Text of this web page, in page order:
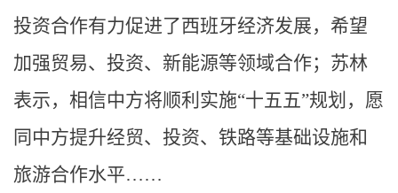
投资合作有力促进了西班牙经济发展，希望
加强贸易、投资、新能源等领域合作；苏林
表示，相信中方将顺利实施“十五五”规划，愿
同中方提升经贸、投资、铁路等基础设施和
旅游合作水平……